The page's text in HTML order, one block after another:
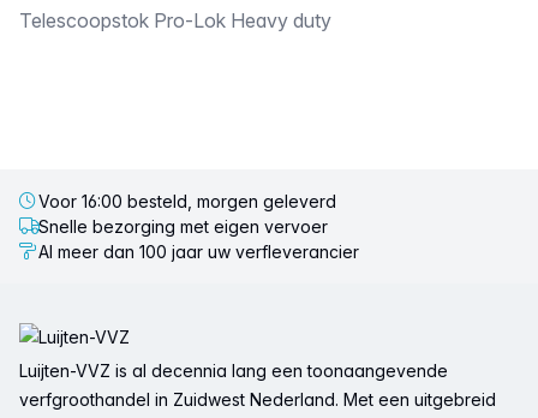
Omschrijving
Telescoopstok Pro-Lok Heavy duty
Voor 16:00 besteld, morgen geleverd
Snelle bezorging met eigen vervoer
Al meer dan 100 jaar uw verfleverancier
Luijten-VVZ is al decennia lang een toonaangevende
verfgroothandel in Zuidwest Nederland. Met een uitgebreid